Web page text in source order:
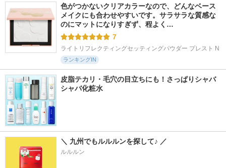
色がつかないクリアカラーなので、どんなベース
メイクにも合わせやすいです。サラサラな質感な
のにマットになりすぎず、程よく…
7
ライトリフレクティングセッティングパウダー プレスト N
ランキングIN
皮脂テカリ・毛穴の目立ちにも！さっぱりシャバ
シャバ化粧水
＼ 九州でもルルルンを探して♪ ／
ルルルン